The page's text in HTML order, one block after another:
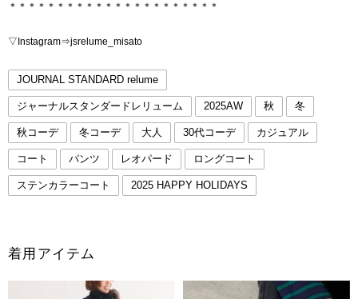
＊＊＊＊＊＊＊＊＊＊＊＊＊＊＊＊＊＊＊＊＊＊
▽Instagram⇒jsrelume_misato
JOURNAL STANDARD relume
ジャーナルスタンダードレリューム 2025AW 秋 冬
秋コーデ 冬コーデ 大人 30代コーデ カジュアル
コート パンツ レオパード ロングコート
ステンカラーコート 2025 HAPPY HOLIDAYS
着用アイテム